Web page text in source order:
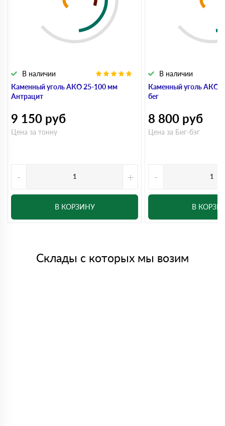
Каменный уголь АКО 25-100 мм
Антрацит
В наличии
9 150 руб
Цена за тонну
- +
В КОРЗИНУ
Каменный уголь АКО
бег
В наличии
8 800 руб
Цена за Биг-бэг
-
В
Склады с которых мы возим